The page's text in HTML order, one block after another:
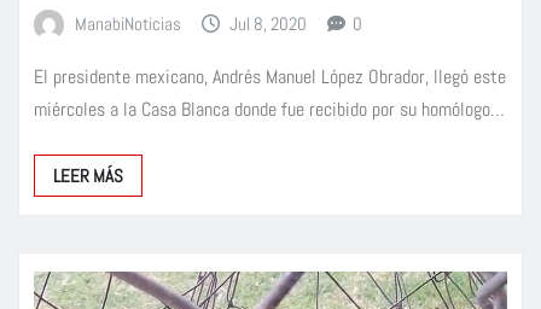
ManabiNoticias Jul 8, 2020 0
El presidente mexicano, Andrés Manuel López Obrador, llegó este
miércoles a la Casa Blanca donde fue recibido por su homólogo…
LEER MÁS